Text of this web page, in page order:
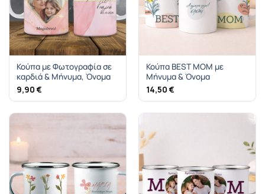
Κούπα με Φωτογραφία σε
καρδιά & Μήνυμα, Όνομα
9,90 €
Κούπα BEST MOM με
Μήνυμα & Όνομα
14,50 €